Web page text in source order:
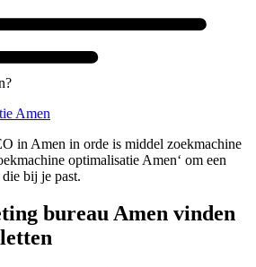
Amen
in Amen in orde is middel zoekmachine
optimalisatie Amen‘ om een
bij je past.
bureau Amen vinden